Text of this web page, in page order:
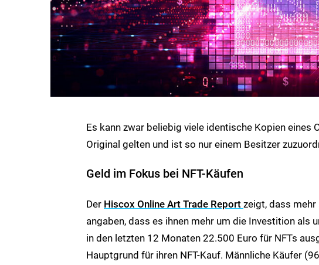
Es kann zwar beliebig viele identische Kopien eines
Original gelten und ist so nur einem Besitzer
Geld im Fokus bei NFT-Käufen
Der Hiscox Online Art Trade Report zeigt, dass mehr
angaben, dass es ihnen mehr um die Investition als
in den letzten 12 Monaten 22.500 Euro für NFTs
Hauptgrund für ihren NFT-Kauf. Männliche Käufer